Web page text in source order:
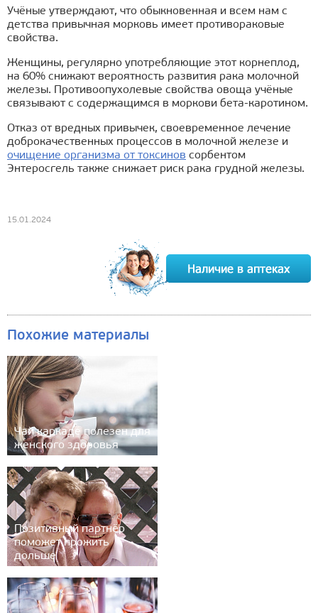
Учёные утверждают, что обыкновенная и всем нам с
детства привычная морковь имеет противораковые
свойства.
Женщины, регулярно употребляющие этот корнеплод,
на 60% снижают вероятность развития рака молочной
железы. Противоопухолевые свойства овоща учёные
связывают с содержащимся в моркови бета-каротином.
Отказ от вредных привычек, своевременное лечение
доброкачественных процессов в молочной железе и
очищение организма от токсинов сорбентом
Энтеросгель также снижает риск рака грудной железы.
15.01.2024
Похожие материалы
Чай каркаде полезен для
женского здоровья
Позитивный партнёр
поможет прожить
дольше